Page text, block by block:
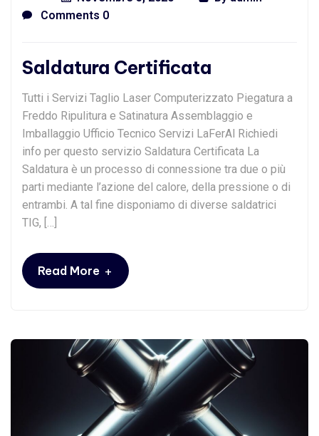
Comments 0
Saldatura Certificata
Tutti i Servizi Taglio Laser Computerizzato Piegatura a
Freddo Ripulitura e Satinatura Assemblaggio e
Imballaggio Ufficio Tecnico Servizi LaFerAl Richiedi
info per questo servizio Saldatura Certificata La
Saldatura è un processo di connessione tra due o più
parti mediante l’azione del calore, della pressione o di
entrambi. A tal fine disponiamo di diverse saldatrici
TIG, […]
Read More +